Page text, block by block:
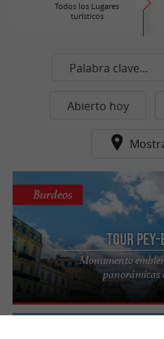
Todos los Lugares
turísticos
Palabra clave...
Abierto hoy
Tour
Monumento
panorámicas
Burdeos